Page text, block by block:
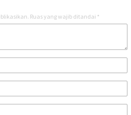
Ruas yang wajib ditandai *